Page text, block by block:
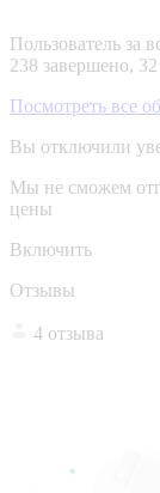
Пользователь за
238 завершено,
Посмотреть все
Вы отключили
Мы не сможем
цены
Включить
Отзывы
4 отзыва